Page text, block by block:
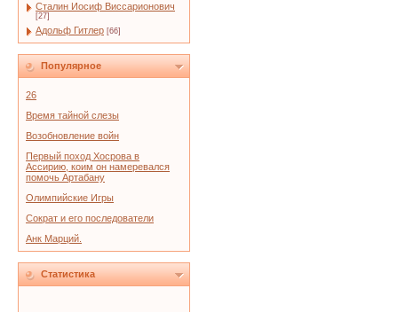
Сталин Иосиф Виссарионович
[27]
Адольф Гитлер [66]
Популярное
26
Время тайной слезы
Возобновление войн
Первый поход Хосрова в
Ассирию, коим он намеревался
помочь Артабану
Олимпийские Игры
Сократ и его последователи
Анк Марций.
Статистика